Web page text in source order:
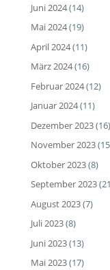
Juni 2024(14)
Mai 2024(19)
April 2024(11)
März 2024(16)
Februar 2024(12)
Januar 2024(11)
Dezember 2023(16)
November 2023
Oktober 2023(8)
September 2023
August 2023(7)
Juli 2023(8)
Juni 2023(13)
Mai 2023(17)